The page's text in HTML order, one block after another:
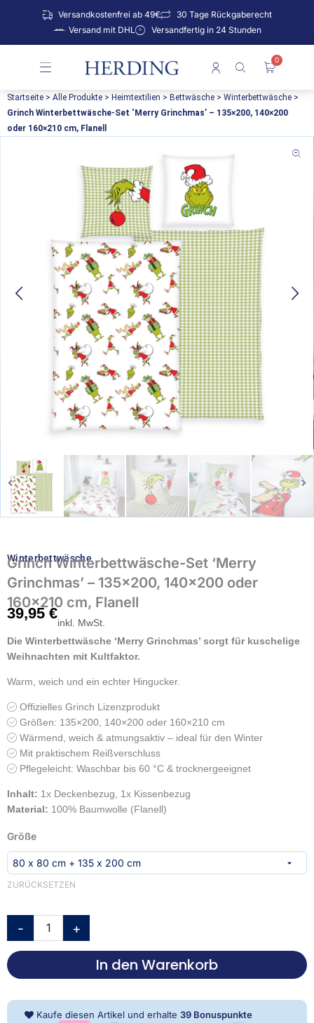
Versandkostenfrei ab 49€
30 Tage Rückgaberecht
Versand mit DHL
Versandfertig in 24 Stunden
0
Startseite > Alle Produkte > Heimtextilien > Bettwäsche > Winterbettwäsche >
Grinch Winterbettwäsche-Set ‘Merry Grinchmas’ – 135×200, 140×200
oder 160×210 cm, Flanell
Winterbettwäsche
Grinch Winterbettwäsche-Set ‘Merry
Grinchmas’ – 135×200, 140×200 oder
160×210 cm, Flanell
39,95€
inkl. MwSt.
Die Winterbettwäsche ‘Merry Grinchmas’ sorgt für kuschelige
Weihnachten mit Kultfaktor.
Warm, weich und ein echter Hingucker.
Offizielles Grinch Lizenzprodukt
Größen: 135×200, 140×200 oder 160×210 cm
Wärmend, weich & atmungsaktiv – ideal für den Winter
Mit praktischem Reißverschluss
Pflegeleicht: Waschbar bis 60 °C & trocknergeeignet
Inhalt: 1x Deckenbezug, 1x Kissenbezug
Material: 100% Baumwolle (Flanell)
Größe
ZURÜCKSETZEN
-
Grinch
Winterbettwäsche-
Set
'Merry
135x200,
140x200
oder
160x210
Flanell
Menge
+
In den Warenkorb
Kaufe diesen Artikel und erhalte 39 Bonuspunkte